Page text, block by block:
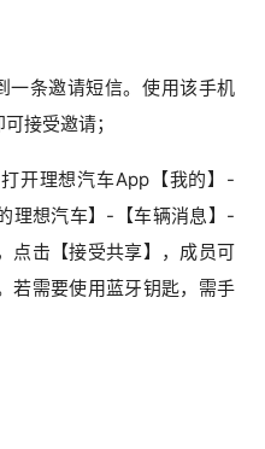
一条邀请短信。使用该手机
接受邀请；
开理想汽车App【我的】-
理想汽车】-【车辆消息】-
点击【接受共享】，成员可
若需要使用蓝牙钥匙，需手